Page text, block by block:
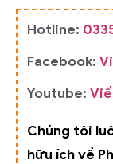
Hotline:
Facebook:
Youtube:
Chúng tôi
hữu ích về